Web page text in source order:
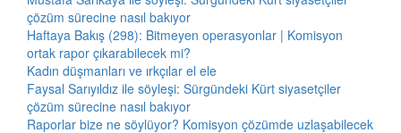
çözüm sürecine nasıl bakıyor
Haftaya Bakış (298): Bitmeyen operasyonlar | Komisyon
ortak rapor çıkarabilecek mi?
Kadın düşmanları ve ırkçılar el ele
Faysal Sarıyıldız ile söyleşi: Sürgündeki Kürt siyasetçiler
çözüm sürecine nasıl bakıyor
Raporlar bize ne söylüyor? Komisyon çözümde uzlaşabilecek